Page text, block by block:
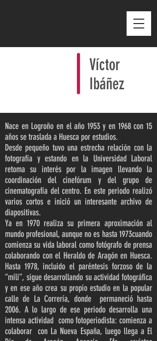
Víctor
Ibáñez
Nace en Logroño en el año 1953 y en 1968 con 15
años se traslada a Huesca por estudios.
Desde pequeño tuvo una estrecha relación con la
fotografía y estando en la Universidad Laboral
retoma su interés por la imagen llevando la
coordinación del cinefórum y del grupo de
cinematografía del centro. En este periodo realizó
varios cortos e inició un interesante archivo de
diapositivas.
Ya en 1970 realiza su primera aproximación al
mundo profesional, aunque no es hasta 1973cuando
comienza su vida laboral como fotógrafo de prensa
colaborando con el Heraldo de Aragón en Huesca.
Hasta 1978, incluido el paréntesis forzoso de la
“mili”, sigue desarrollando su actividad fotográfica
y en ese año crea su propio estudio en la popular
calle de La Correría, donde permaneció hasta
2006. A lo largo de ese periodo desarrolla una
intensa actividad como fotoperiodista: comienza a
colaborar con La Nueva España, luego llega a El